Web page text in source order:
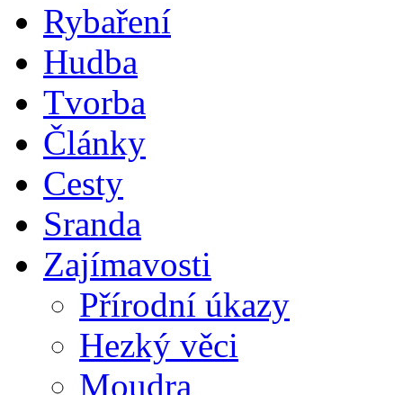
Rybaření
Hudba
Tvorba
Články
Cesty
Sranda
Zajímavosti
Přírodní úkazy
Hezký věci
Moudra